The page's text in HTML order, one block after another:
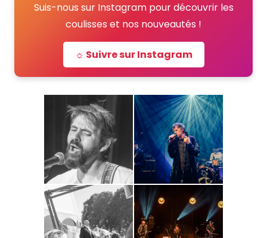
Suis-nous sur Instagram pour découvrir les
coulisses et nos nouveautés !
☼ Suivre sur Instagram